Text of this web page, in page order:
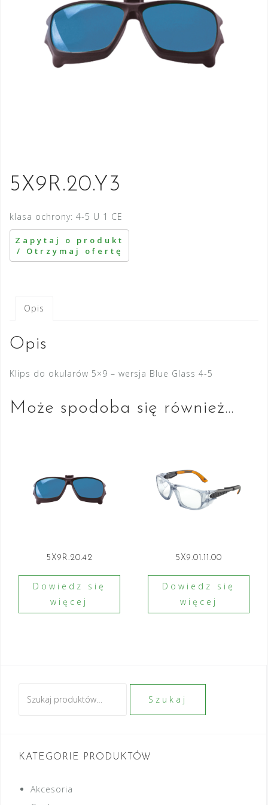
5X9R.20.Y3
klasa ochrony: 4-5 U 1 CE
Opis
Opis
Klips do okularów 5×9 – wersja Blue Glass 4-5
Może spodoba się również…
5X9R.20.42
Dowiedz się
więcej
5X9.01.11.00
Dowiedz się
więcej
Szukaj
KATEGORIE PRODUKTÓW
Akcesoria